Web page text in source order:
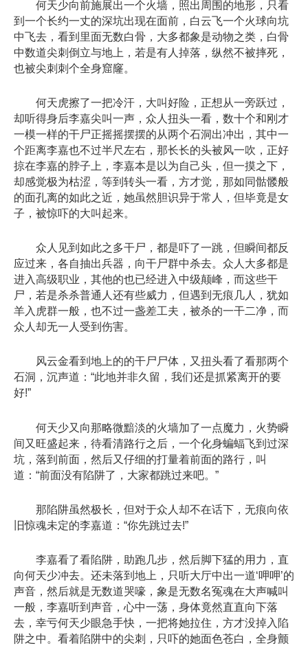
何天少向前施展出一个火墙，照出周围的地形，只看
到一个长约一丈的深坑出现在面前，白云飞一个火球向坑
中飞去，看到里面无数白骨，大多都象是动物之类，白骨
中数道尖刺倒立与地上，若是有人掉落，纵然不被摔死，
也被尖刺刺个全身窟窿。
何天虎擦了一把冷汗，大叫好险，正想从一旁跃过，
却听得身后李嘉尖叫一声，众人扭头一看，数十个和刚才
一模一样的干尸正摇摇摆摆的从两个石洞出冲出，其中一
个距离李嘉也不过半尺左右，那长长的头被风一吹，正好
掠在李嘉的脖子上，李嘉本是以为自己头，但一摸之下，
却感觉极为枯涩，等到转头一看，方才觉，那如同骷髅般
的面孔离的如此之近，她虽然胆识异于常人，但毕竟是女
子，被惊吓的大叫起来。
众人见到如此之多干尸，都是吓了一跳，但瞬间都反
应过来，各自抽出兵器，向干尸群中杀去。众人大多都是
进入高级职业，其他的也已经进入中级颠峰，而这些干
尸，若是杀杀普通人还有些威力，但遇到无痕几人，犹如
羊入虎群一般，也不过一盏差工夫，被杀的一干二净，而
众人却无一人受到伤害。
风云金看到地上的的干尸尸体，又扭头看了看那两个
石洞，沉声道：“此地并非久留，我们还是抓紧离开的要
好!”
何天少又向那略微黯淡的火墙加了一点魔力，火势瞬
间又旺盛起来，待看清路行之后，一个化身蝙蝠飞到过深
坑，落到前面，然后又仔细的打量着前面的路行，叫
道：“前面没有陷阱了，大家都跳过来吧。”
那陷阱虽然极长，但对于众人却不在话下，无痕向依
旧惊魂未定的李嘉道：“你先跳过去!”
李嘉看了看陷阱，助跑几步，然后脚下猛的用力，直
向何天少冲去。还未落到地上，只听大厅中出一道‘呷呷’的
声音，然后就是无数道哭嚎，象是无数名冤魂在大声喊叫
一般，李嘉听到声音，心中一荡，身体竟然直直向下落
去，幸亏何天少眼急手快，一把将她拉住，方才没掉入陷
阱之中。看着陷阱中的尖刺，只吓的她面色苍白，全身颤